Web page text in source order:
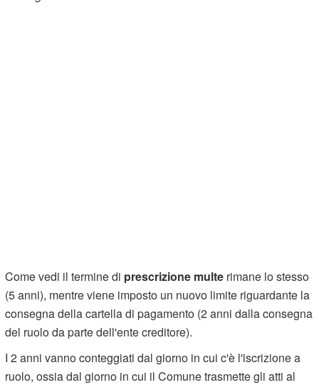
Come vedi il termine di prescrizione multe rimane lo stesso
(5 anni), mentre viene imposto un nuovo limite riguardante la
consegna della cartella di pagamento (2 anni dalla consegna
del ruolo da parte dell'ente creditore).
I 2 anni vanno conteggiati dal giorno in cui c'è l'iscrizione a
ruolo, ossia dal giorno in cui il Comune trasmette gli atti al